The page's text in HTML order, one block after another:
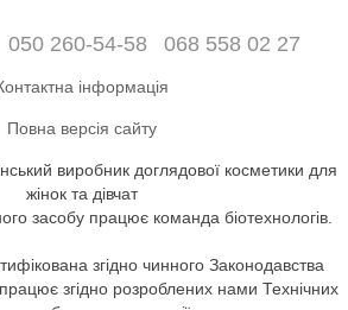
050 260-54-58 068 558 02 27
інформація
Повна версія сайту
виробник доглядової косметики для
жінок та дівчат
засобу працює команда біотехнологів.
згідно чинного Законодавства
згідно розроблених нами Технічних